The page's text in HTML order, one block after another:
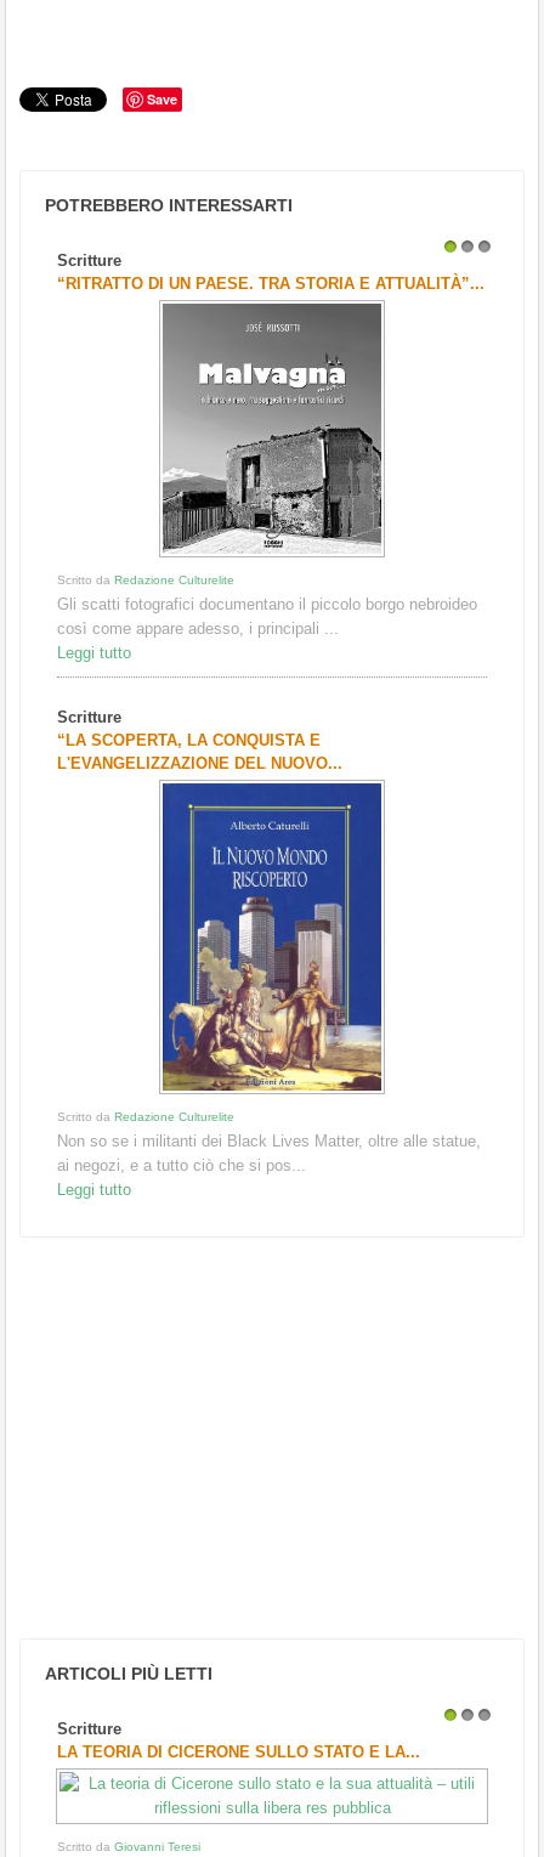
Save
POTREBBERO INTERESSARTI
Scritture
“RITRATTO DI UN PAESE. TRA STORIA E ATTUALITÀ”...
Scritto da Redazione Culturelite
Gli scatti fotografici documentano il piccolo borgo nebroideo
così come appare adesso, i principali ...
Leggi tutto
Scritture
“LA SCOPERTA, LA CONQUISTA E
L'EVANGELIZZAZIONE DEL NUOVO...
Scritto da Redazione Culturelite
Non so se i militanti dei Black Lives Matter, oltre alle statue,
ai negozi, e a tutto ciò che si pos...
Leggi tutto
ARTICOLI PIÙ LETTI
Scritture
LA TEORIA DI CICERONE SULLO STATO E LA...
Scritto da Giovanni Teresi